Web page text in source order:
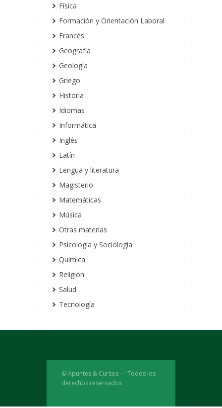
Física
Formación y Orientación Laboral
Francés
Geografía
Geología
Griego
Historia
Idiomas
Informática
Inglés
Latín
Lengua y literatura
Magisterio
Matemáticas
Música
Otras materias
Psicología y Sociología
Química
Religión
Salud
Tecnología
© Apuntes & Cursos — Todos los
derechos reservados